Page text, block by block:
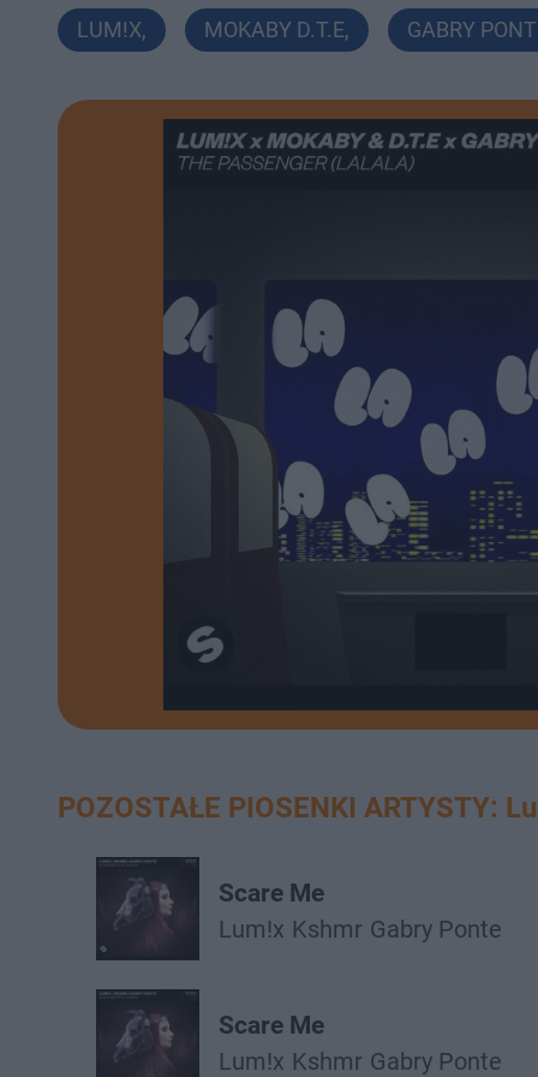
LUM!X, MOKABY D.T.E, GABRY
POZOSTAŁE PIOSENKI ARTYSTY:
Scare Me
Lum!x Kshmr Gabry Ponte
Scare Me
Lum!x Kshmr Gabry Ponte